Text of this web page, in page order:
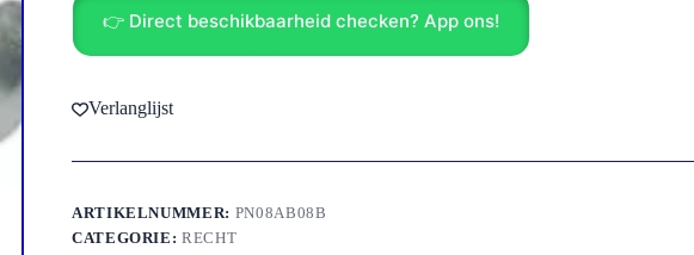
👉 Direct beschikbaarheid checken? App ons!
Verlanglijst
ARTIKELNUMMER: PN08AB08B
CATEGORIE:RECHT